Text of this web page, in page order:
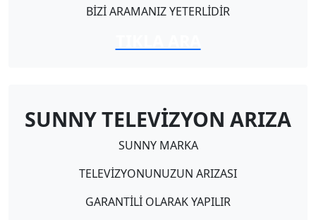
BİZİ ARAMANIZ YETERLİDİR
SUNNY TELEVİZYON ARIZA
SUNNY MARKA
TELEVİZYONUNUZUN ARIZASI
GARANTİLİ OLARAK YAPILIR